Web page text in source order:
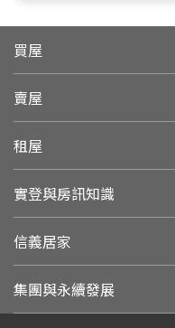
買屋
賣屋
租屋
實登與房訊知識
信義居家
集團與永續發展